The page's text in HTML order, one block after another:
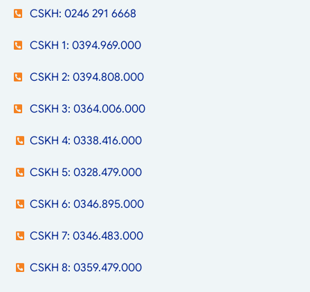
CSKH: 0246 291 6668
CSKH 1: 0394.969.000
CSKH 2: 0394.808.000
CSKH 3: 0364.006.000
CSKH 4: 0338.416.000
CSKH 5: 0328.479.000
CSKH 6: 0346.895.000
CSKH 7: 0346.483.000
CSKH 8: 0359.479.000